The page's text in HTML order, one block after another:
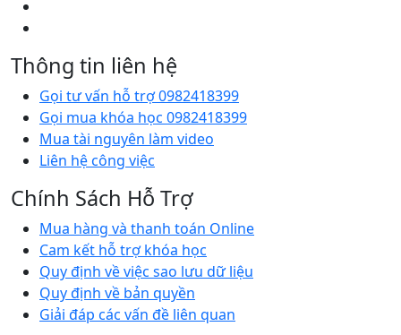
Thông tin liên hệ
Gọi tư vấn hỗ trợ 0982418399
Gọi mua khóa học 0982418399
Mua tài nguyên làm video
Liên hệ công việc
Chính Sách Hỗ Trợ
Mua hàng và thanh toán Online
Cam kết hỗ trợ khóa học
Quy định về việc sao lưu dữ liệu
Quy định về bản quyền
Giải đáp các vấn đề liên quan